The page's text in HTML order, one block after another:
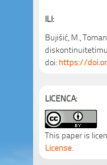
ILI:
Bujišić, M.,
doi:https://
LICENCA:
This paper is
License